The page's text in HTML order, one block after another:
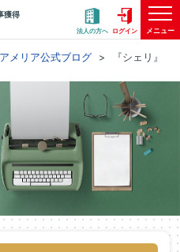
獲得
法人の方へ ログイン メニュー
アメリア公式ブログ 『シェリ』